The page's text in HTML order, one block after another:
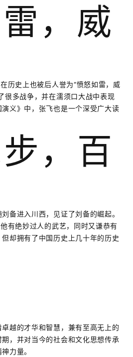
，威
历史上也被后人誉为“愤怒如雷，威
很多战争，并在濡须口大战中表现
义》中，张飞也是一个深受广大读
，百
备进入川西，见证了刘备的崛起。
有绝妙过人的武艺，同时又谦恭有
却拥有了中国历史上几十年的历史
越的才华和智慧，兼有至高无上的
，并对当今的社会和文化思想传承
力量。